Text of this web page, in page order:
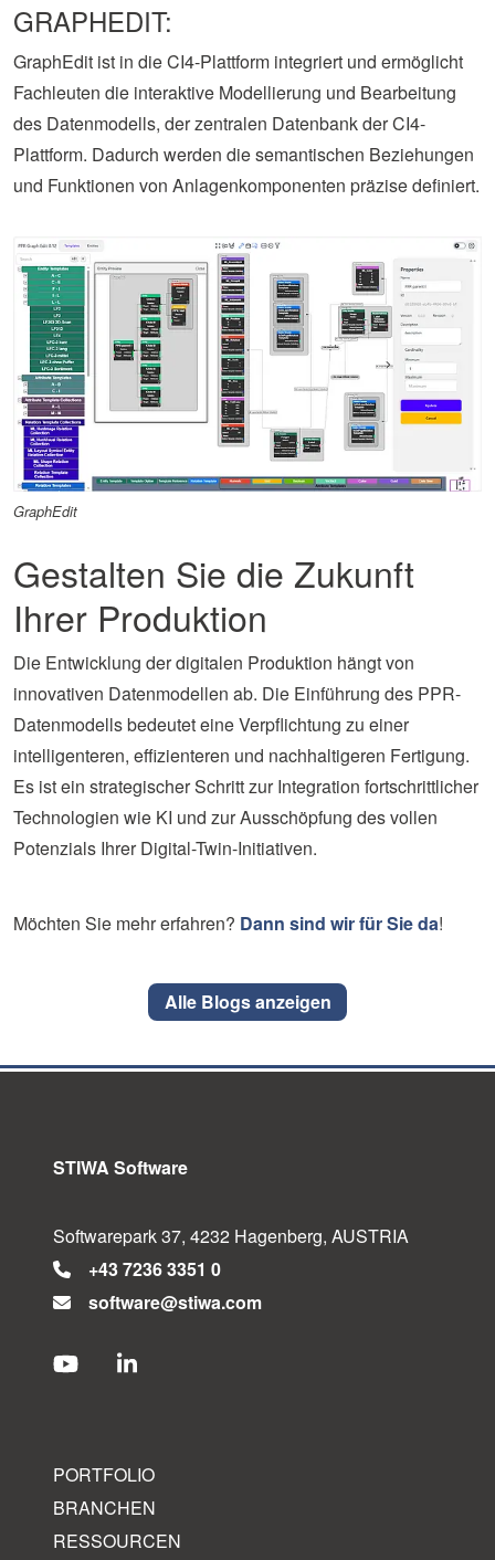
GRAPHEDIT:
GraphEdit ist in die CI4-Plattform integriert und ermöglicht
Fachleuten die interaktive Modellierung und Bearbeitung
des Datenmodells, der zentralen Datenbank der CI4-
Plattform. Dadurch werden die semantischen Beziehungen
und Funktionen von Anlagenkomponenten präzise definiert.
GraphEdit
Gestalten Sie die Zukunft
Ihrer Produktion
Die Entwicklung der digitalen Produktion hängt von
innovativen Datenmodellen ab. Die Einführung des PPR-
Datenmodells bedeutet eine Verpflichtung zu einer
intelligenteren, effizienteren und nachhaltigeren Fertigung.
Es ist ein strategischer Schritt zur Integration fortschrittlicher
Technologien wie KI und zur Ausschöpfung des vollen
Potenzials Ihrer Digital-Twin-Initiativen.
Möchten Sie mehr erfahren? Dann sind wir für Sie da!
Alle Blogs anzeigen
STIWA Software
Softwarepark 37, 4232 Hagenberg, AUSTRIA
+43 7236 3351 0
software@stiwa.com
PORTFOLIO
BRANCHEN
RESSOURCEN